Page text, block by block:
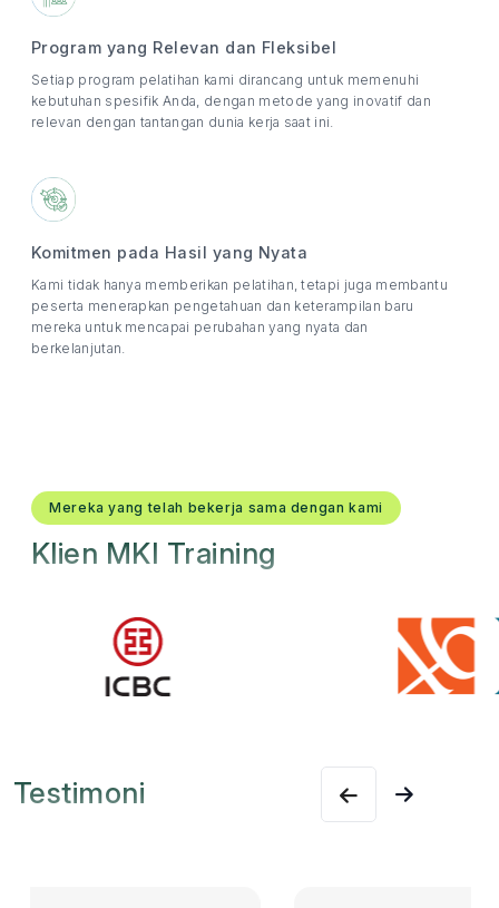
Program yang Relevan dan Fleksibel
Setiap program pelatihan kami dirancang untuk memenuhi
kebutuhan spesifik Anda, dengan metode yang inovatif dan
relevan dengan tantangan dunia kerja saat ini.
Komitmen pada Hasil yang Nyata
Kami tidak hanya memberikan pelatihan, tetapi juga membantu
peserta menerapkan pengetahuan dan keterampilan baru
mereka untuk mencapai perubahan yang nyata dan
berkelanjutan.
Mereka yang telah bekerja sama dengan kami
Klien MKI Training
Testimoni